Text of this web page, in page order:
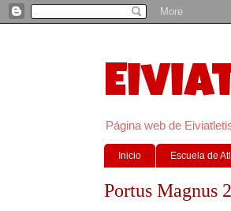
Página web de
Inicio Escuela de
Portus Magnus